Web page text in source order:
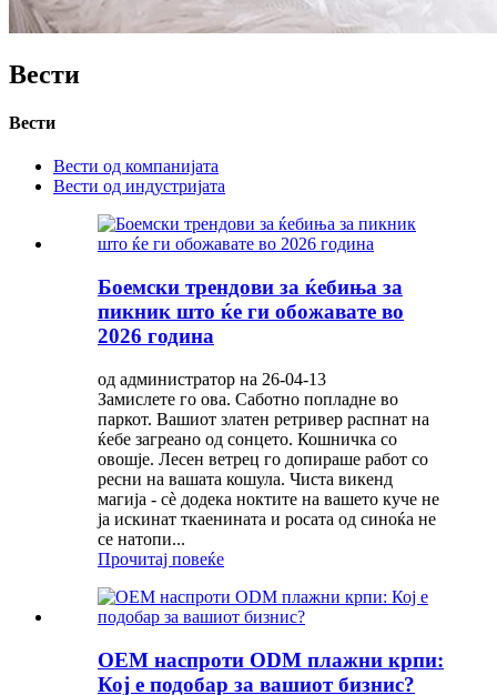
Вести
Вести
Вести од компанијата
Вести од индустријата
Боемски трендови за ќебиња за
пикник што ќе ги обожавате во
2026 година
од администратор на 26-04-13
Замислете го ова. Саботно попладне во
паркот. Вашиот златен ретривер распнат на
ќебе загреано од сонцето. Кошничка со
овошје. Лесен ветрец го допираше работ со
ресни на вашата кошула. Чиста викенд
магија - сè додека ноктите на вашето куче не
ја искинат ткаенината и росата од синоќа не
се натопи...
Прочитај повеќе
OEM наспроти ODM плажни крпи:
Кој е подобар за вашиот бизнис?